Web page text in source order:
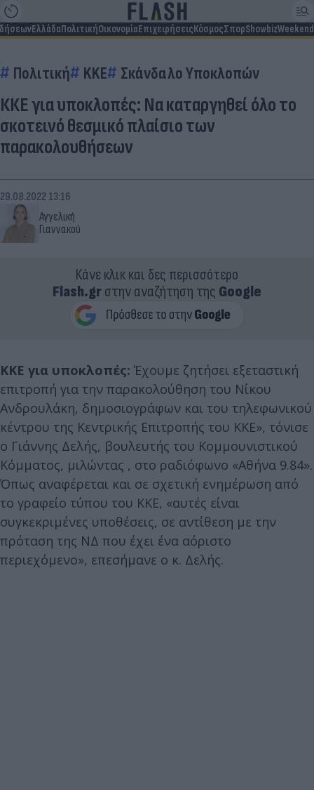
ΕλλάδαΠολιτικήΟικονομίαΕπιχειρήσειςΚόσμοςΣπορShowbizWeekend
Πολιτική KKE Σκάνδαλο Υποκλοπών
ΚΚΕ για υποκλοπές: Να καταργηθεί όλο το
σκοτεινό θεσμικό πλαίσιο των
παρακολουθήσεων
Αγγελική
Γιαννακού
29.08.2022 13:16
Κάνε κλικ και δες περισσότερο
Flash.grστην αναζήτηση της Google
ΚΚΕ για υποκλοπές: Έχουμε ζητήσει εξεταστική
επιτροπή για την παρακολούθηση του Νίκου
Ανδρουλάκη, δημοσιογράφων και του τηλεφωνικού
κέντρου της Κεντρικής Επιτροπής του ΚΚΕ», τόνισε
ο Γιάννης Δελής, βουλευτής του Κομμουνιστικού
Κόμματος, μιλώντας , στο ραδιόφωνο «Αθήνα 9.84».
Όπως αναφέρεται και σε σχετική ενημέρωση από
το γραφείο τύπου του ΚΚΕ, «αυτές είναι
συγκεκριμένες υποθέσεις, σε αντίθεση με την
πρόταση της ΝΔ που έχει ένα αόριστο
περιεχόμενο», επεσήμανε ο κ. Δελής.